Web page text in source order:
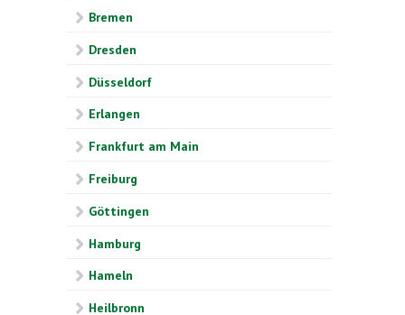
Bremen
Dresden
Düsseldorf
Erlangen
Frankfurt am Main
Freiburg
Göttingen
Hamburg
Hameln
Heilbronn